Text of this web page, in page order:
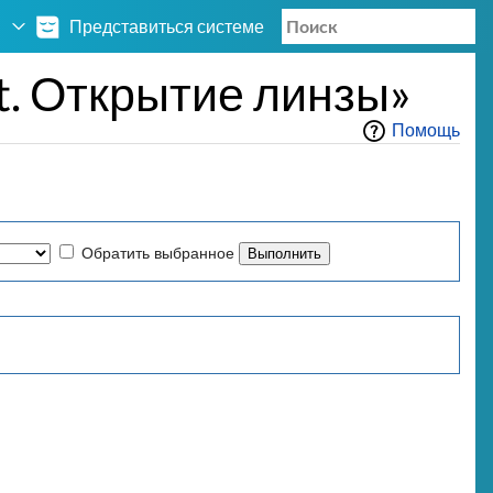
Представиться системе
Открытие линзы»
Помощь
Обратить выбранное